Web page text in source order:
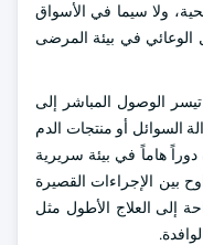
ولا سيما في الأسواق
الوعائي في بيئة المرضى
الوصول المباشر إلى
السوائل أو منتجات الدم
دوراً هاماً في بيئة سريرية
بين الإجراءات القصيرة
إلى العلاج الأطول مثل